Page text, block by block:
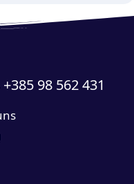
98 562 431